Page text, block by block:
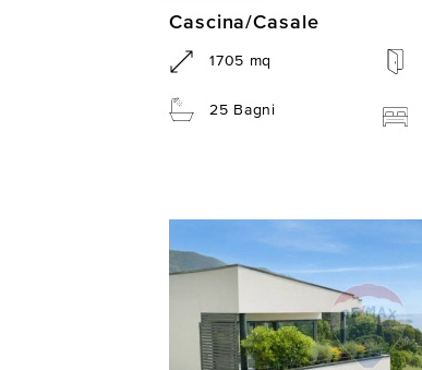
Cascina/Casale
1705 mq
25 Bagni